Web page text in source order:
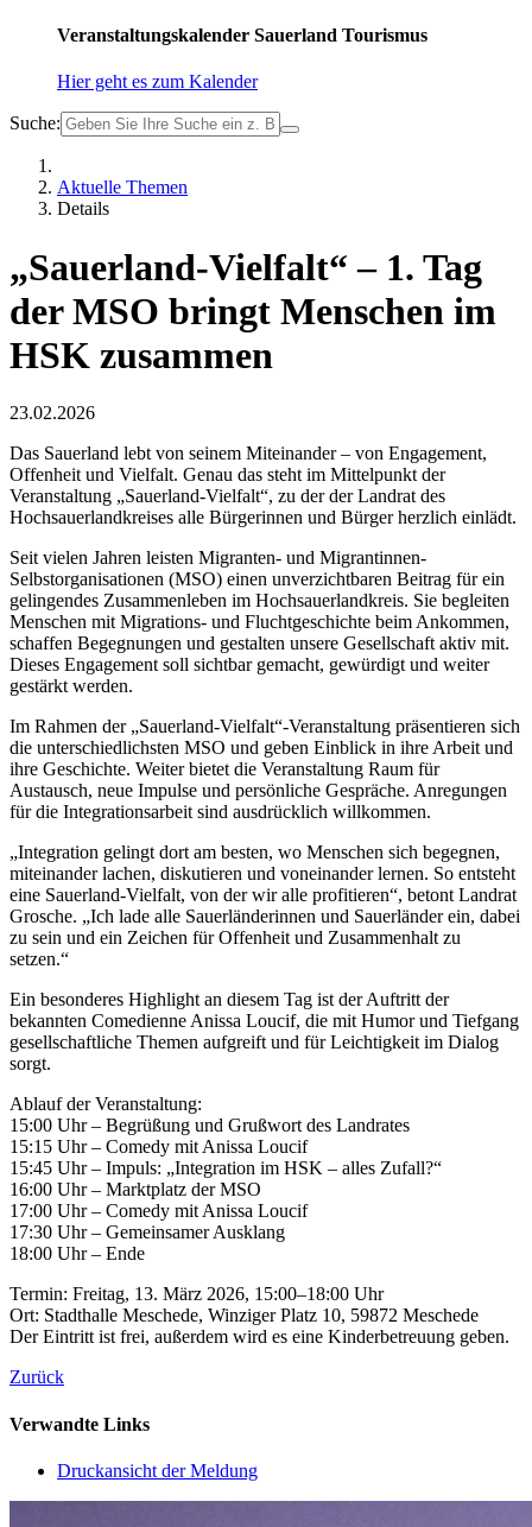
Veranstaltungskalender Sauerland Tourismus
Hier geht es zum Kalender
Suche:
Aktuelle Themen
Details
„Sauerland-Vielfalt“ – 1. Tag
der MSO bringt Menschen im
HSK zusammen
23.02.2026
Das Sauerland lebt von seinem Miteinander – von Engagement,
Offenheit und Vielfalt. Genau das steht im Mittelpunkt der
Veranstaltung „Sauerland-Vielfalt“, zu der der Landrat des
Hochsauerlandkreises alle Bürgerinnen und Bürger herzlich einlädt.
Seit vielen Jahren leisten Migranten- und Migrantinnen-
Selbstorganisationen (MSO) einen unverzichtbaren Beitrag für ein
gelingendes Zusammenleben im Hochsauerlandkreis. Sie begleiten
Menschen mit Migrations- und Fluchtgeschichte beim Ankommen,
schaffen Begegnungen und gestalten unsere Gesellschaft aktiv mit.
Dieses Engagement soll sichtbar gemacht, gewürdigt und weiter
gestärkt werden.
Im Rahmen der „Sauerland-Vielfalt“-Veranstaltung präsentieren sich
die unterschiedlichsten MSO und geben Einblick in ihre Arbeit und
ihre Geschichte. Weiter bietet die Veranstaltung Raum für
Austausch, neue Impulse und persönliche Gespräche. Anregungen
für die Integrationsarbeit sind ausdrücklich willkommen.
„Integration gelingt dort am besten, wo Menschen sich begegnen,
miteinander lachen, diskutieren und voneinander lernen. So entsteht
eine Sauerland-Vielfalt, von der wir alle profitieren“, betont Landrat
Grosche. „Ich lade alle Sauerländerinnen und Sauerländer ein, dabei
zu sein und ein Zeichen für Offenheit und Zusammenhalt zu
setzen.“
Ein besonderes Highlight an diesem Tag ist der Auftritt der
bekannten Comedienne Anissa Loucif, die mit Humor und Tiefgang
gesellschaftliche Themen aufgreift und für Leichtigkeit im Dialog
sorgt.
Ablauf der Veranstaltung:
15:00 Uhr – Begrüßung und Grußwort des Landrates
15:15 Uhr – Comedy mit Anissa Loucif
15:45 Uhr – Impuls: „Integration im HSK – alles Zufall?“
16:00 Uhr – Marktplatz der MSO
17:00 Uhr – Comedy mit Anissa Loucif
17:30 Uhr – Gemeinsamer Ausklang
18:00 Uhr – Ende
Termin: Freitag, 13. März 2026, 15:00–18:00 Uhr
Ort: Stadthalle Meschede, Winziger Platz 10, 59872 Meschede
Der Eintritt ist frei, außerdem wird es eine Kinderbetreuung geben.
Zurück
Verwandte Links
Druckansicht der Meldung